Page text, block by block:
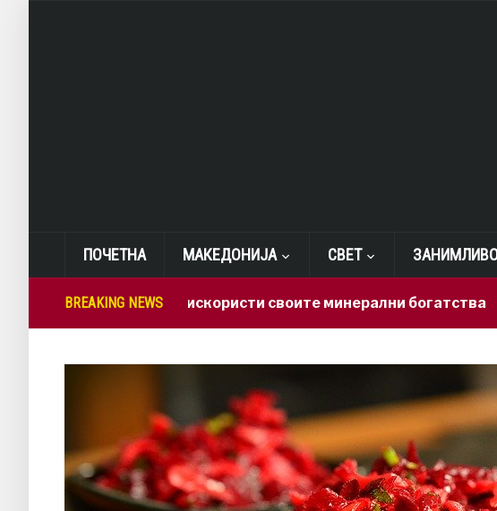
ПОЧЕТНА МАКЕДОНИЈА СВЕТ
BREAKING NEWS
да ги искористи своите минерални богатства 24